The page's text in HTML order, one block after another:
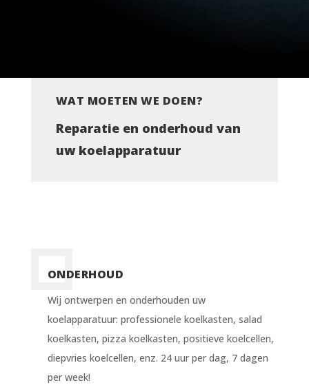
WAT MOETEN WE DOEN?
Reparatie en onderhoud van
uw koelapparatuur
ONDERHOUD
Wij ontwerpen en onderhouden uw
koelapparatuur: professionele koelkasten, salad
koelkasten, pizza koelkasten, positieve koelcellen,
diepvries koelcellen, enz. 24 uur per dag, 7 dagen
per week!